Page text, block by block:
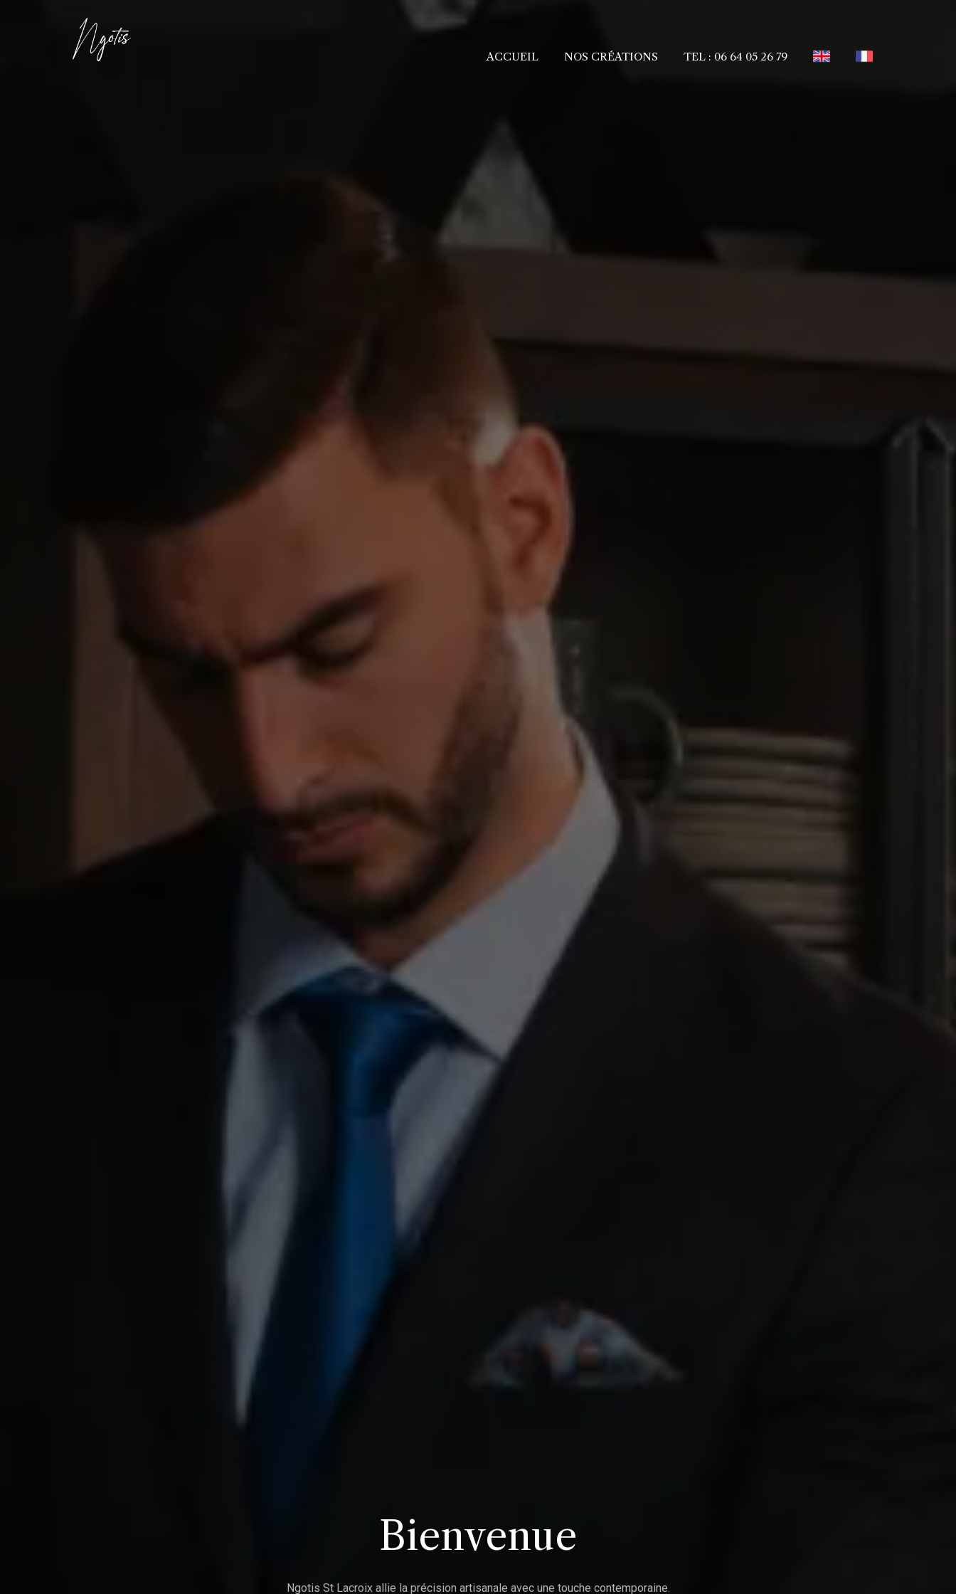
ACCUEIL NOS CRÉATIONS TEL : 06 64 05 26 79
Bienvenue
Ngotis St Lacroix allie la précision artisanale avec une touche contemporaine.